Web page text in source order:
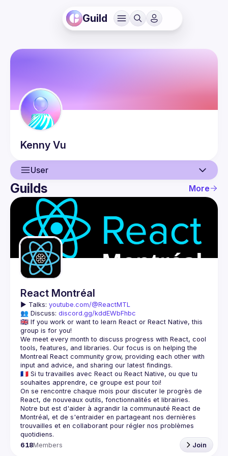
Guild
Kenny Vu
User
User
Events
Guilds
Guilds More
React Montréal
▶️ Talks: youtube.com/@ReactMTL
👥 Discuss: discord.gg/kddEWbFhbc
🇬🇧 If you work or want to learn React or React Native, this
We meet every month to discuss progress with React, cool
tools, features, and libraries. Our focus is on helping the
Montreal React community grow, providing each other with
🇫🇷 Si tu travailles avec React ou React Native, ou que tu
On se rencontre chaque mois pour discuter le progrès de
React, de nouveaux outils, fonctionnalités et librairies.
Notre but est d'aider à agrandir la communauté React de
Montréal, et de s'entraider en partageant nos dernières
trouvailles et en collaborant pour régler nos problèmes
618Members Join